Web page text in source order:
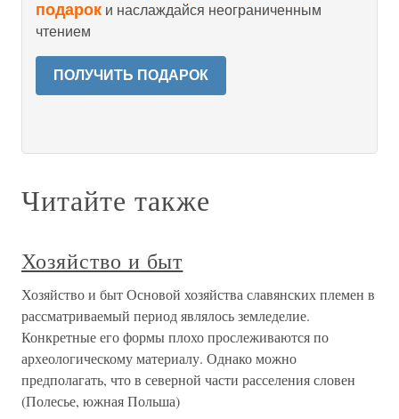
подарок и наслаждайся неограниченным
чтением
ПОЛУЧИТЬ ПОДАРОК
Читайте также
Хозяйство и быт
Хозяйство и быт Основой хозяйства славянских племен в
рассматриваемый период являлось земледелие.
Конкретные его формы плохо прослеживаются по
археологическому материалу. Однако можно
предполагать, что в северной части расселения словен
(Полесье, южная Польша)